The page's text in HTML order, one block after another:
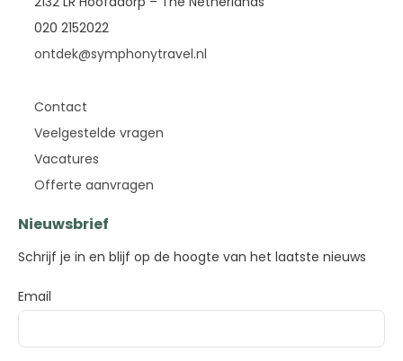
020 2152022
ontdek@symphonytravel.nl
Contact
Veelgestelde vragen
Vacatures
Offerte aanvragen
Nieuwsbrief
Schrijf je in en blijf op de hoogte van het laatste nieuws
Email